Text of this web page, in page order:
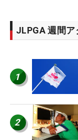
JLPGA 週間
1
2